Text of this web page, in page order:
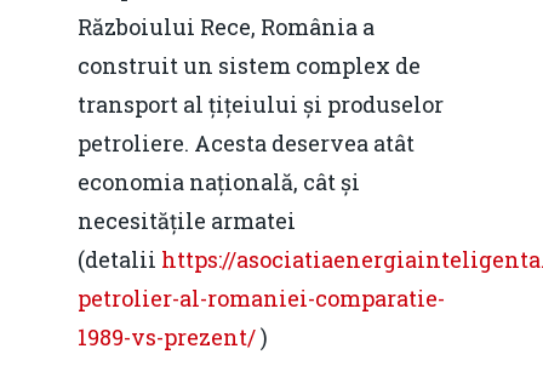
Războiului Rece, România a
construit un sistem complex de
transport al țițeiului și produselor
petroliere. Acesta deservea atât
economia națională, cât și
necesitățile armatei
(detalii https://
petrolier-al-romaniei-comparatie-
1989-vs-prezent/)